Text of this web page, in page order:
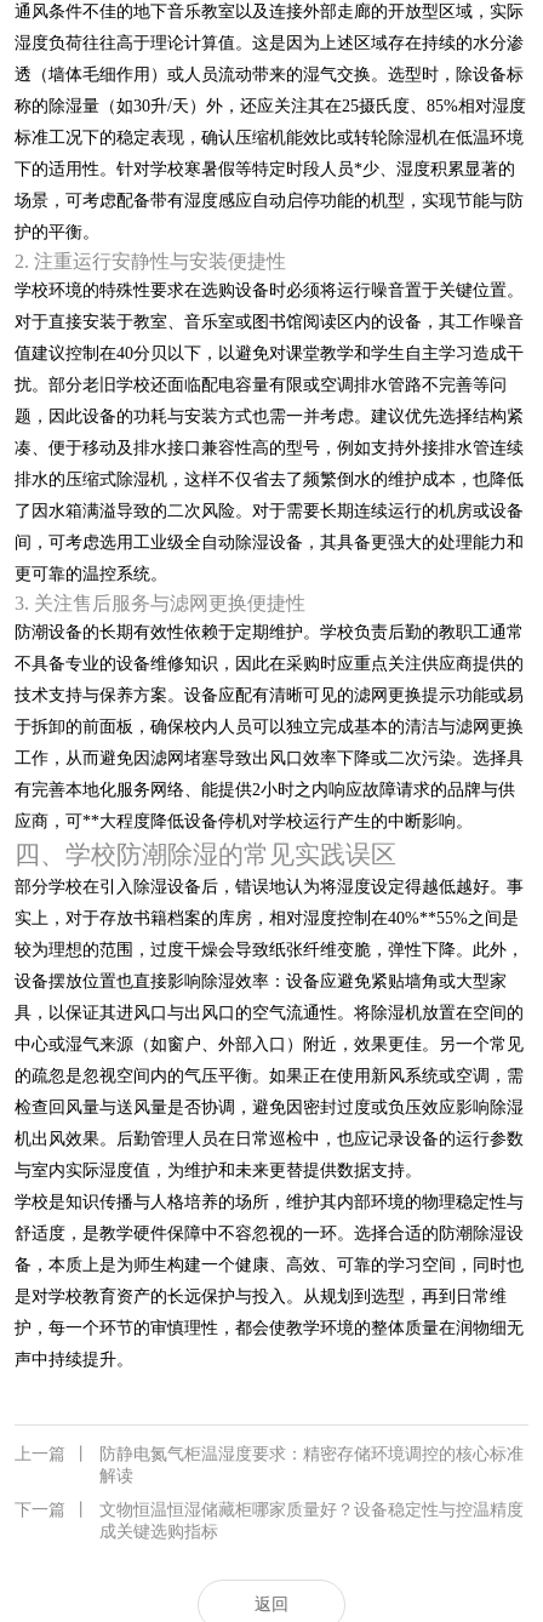
通风条件不佳的地下音乐教室以及连接外部走廊的开放型区域，实际
湿度负荷往往高于理论计算值。这是因为上述区域存在持续的水分渗
透（墙体毛细作用）或人员流动带来的湿气交换。选型时，除设备标
称的除湿量（如30升/天）外，还应关注其在25摄氏度、85%相对湿度
标准工况下的稳定表现，确认压缩机能效比或转轮除湿机在低温环境
下的适用性。针对学校寒暑假等特定时段人员*少、湿度积累显著的
场景，可考虑配备带有湿度感应自动启停功能的机型，实现节能与防
护的平衡。
2. 注重运行安静性与安装便捷性
学校环境的特殊性要求在选购设备时必须将运行噪音置于关键位置。
对于直接安装于教室、音乐室或图书馆阅读区内的设备，其工作噪音
值建议控制在40分贝以下，以避免对课堂教学和学生自主学习造成干
扰。部分老旧学校还面临配电容量有限或空调排水管路不完善等问
题，因此设备的功耗与安装方式也需一并考虑。建议优先选择结构紧
凑、便于移动及排水接口兼容性高的型号，例如支持外接排水管连续
排水的压缩式除湿机，这样不仅省去了频繁倒水的维护成本，也降低
了因水箱满溢导致的二次风险。对于需要长期连续运行的机房或设备
间，可考虑选用工业级全自动除湿设备，其具备更强大的处理能力和
更可靠的温控系统。
3. 关注售后服务与滤网更换便捷性
防潮设备的长期有效性依赖于定期维护。学校负责后勤的教职工通常
不具备专业的设备维修知识，因此在采购时应重点关注供应商提供的
技术支持与保养方案。设备应配有清晰可见的滤网更换提示功能或易
于拆卸的前面板，确保校内人员可以独立完成基本的清洁与滤网更换
工作，从而避免因滤网堵塞导致出风口效率下降或二次污染。选择具
有完善本地化服务网络、能提供2小时之内响应故障请求的品牌与供
应商，可**大程度降低设备停机对学校运行产生的中断影响。
四、学校防潮除湿的常见实践误区
部分学校在引入除湿设备后，错误地认为将湿度设定得越低越好。事
实上，对于存放书籍档案的库房，相对湿度控制在40%**55%之间是
较为理想的范围，过度干燥会导致纸张纤维变脆，弹性下降。此外，
设备摆放位置也直接影响除湿效率：设备应避免紧贴墙角或大型家
具，以保证其进风口与出风口的空气流通性。将除湿机放置在空间的
中心或湿气来源（如窗户、外部入口）附近，效果更佳。另一个常见
的疏忽是忽视空间内的气压平衡。如果正在使用新风系统或空调，需
检查回风量与送风量是否协调，避免因密封过度或负压效应影响除湿
机出风效果。后勤管理人员在日常巡检中，也应记录设备的运行参数
与室内实际湿度值，为维护和未来更替提供数据支持。
学校是知识传播与人格培养的场所，维护其内部环境的物理稳定性与
舒适度，是教学硬件保障中不容忽视的一环。选择合适的防潮除湿设
备，本质上是为师生构建一个健康、高效、可靠的学习空间，同时也
是对学校教育资产的长远保护与投入。从规划到选型，再到日常维
护，每一个环节的审慎理性，都会使教学环境的整体质量在润物细无
声中持续提升。
上一篇
防静电氮气柜温湿度要求：精密存储环境调控的核心标准
解读
下一篇
文物恒温恒湿储藏柜哪家质量好？设备稳定性与控温精度
成关键选购指标
返回